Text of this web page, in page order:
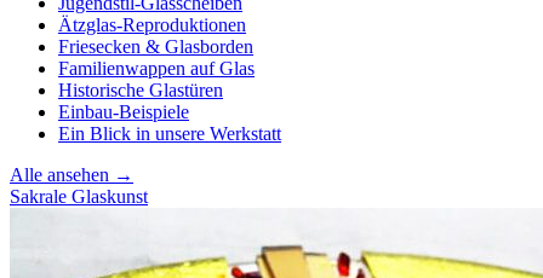
Ätzglas-Reproduktionen
Friesecken & Glasborden
Familienwappen auf Glas
Historische Glastüren
Einbau-Beispiele
Ein Blick in unsere Werkstatt
Alle ansehen →
Sakrale Glaskunst